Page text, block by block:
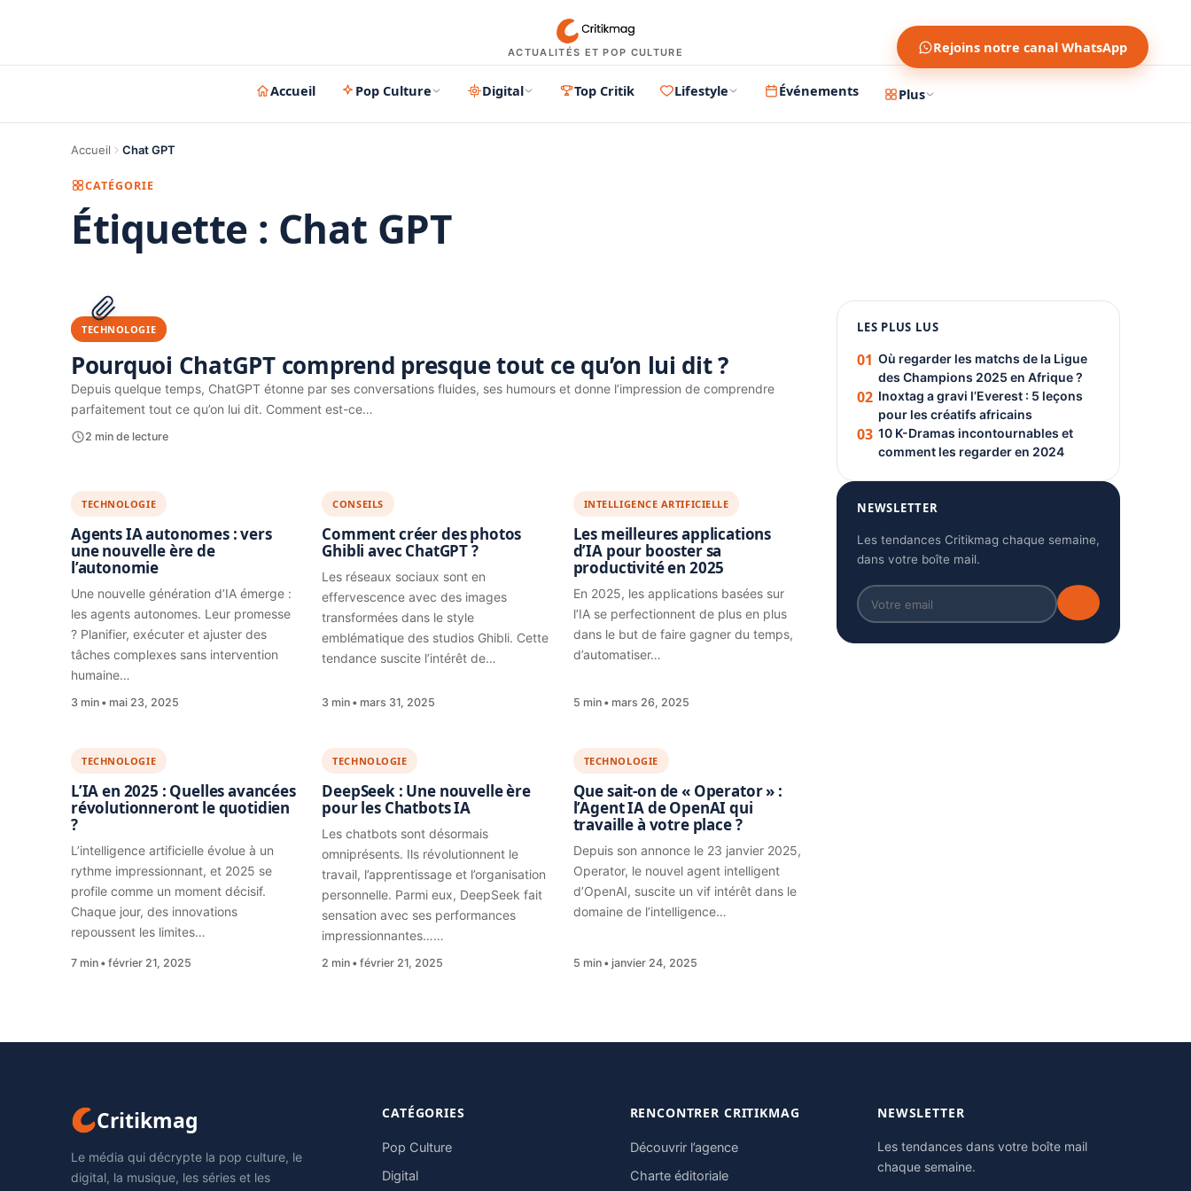
ACTUALITÉS ET POP CULTURE Rejoins notre canal WhatsApp
Accueil Pop Culture Digital Top Critik Lifestyle Événements Plus
Accueil Chat GPT
CATÉGORIE
Étiquette : Chat GPT
TECHNOLOGIE
Pourquoi ChatGPT comprend presque tout ce qu’on lui dit ?
Depuis quelque temps, ChatGPT étonne par ses conversations fluides, ses humours et donne l’impression de comprendre
parfaitement tout ce qu’on lui dit. Comment est-ce…
2 min de lecture
TECHNOLOGIE
Agents IA autonomes : vers
une nouvelle ère de
l’autonomie
Une nouvelle génération d’IA émerge :
les agents autonomes. Leur promesse
? Planifier, exécuter et ajuster des
tâches complexes sans intervention
humaine…
3 min mai 23, 2025
CONSEILS
Comment créer des photos
Ghibli avec ChatGPT ?
Les réseaux sociaux sont en
effervescence avec des images
transformées dans le style
emblématique des studios Ghibli. Cette
tendance suscite l’intérêt de…
3 min mars 31, 2025
INTELLIGENCE ARTIFICIELLE
Les meilleures applications
d’IA pour booster sa
productivité en 2025
En 2025, les applications basées sur
l’IA se perfectionnent de plus en plus
dans le but de faire gagner du temps,
d’automatiser…
5 min mars 26, 2025
TECHNOLOGIE
L’IA en 2025 : Quelles avancées
révolutionneront le quotidien
?
L’intelligence artificielle évolue à un
rythme impressionnant, et 2025 se
profile comme un moment décisif.
Chaque jour, des innovations
repoussent les limites…
7 min février 21, 2025
TECHNOLOGIE
DeepSeek : Une nouvelle ère
pour les Chatbots IA
Les chatbots sont désormais
omniprésents. Ils révolutionnent le
travail, l’apprentissage et l’organisation
personnelle. Parmi eux, DeepSeek fait
sensation avec ses performances
impressionnantes……
2 min février 21, 2025
TECHNOLOGIE
Que sait-on de « Operator » :
l’Agent IA de OpenAI qui
travaille à votre place ?
Depuis son annonce le 23 janvier 2025,
Operator, le nouvel agent intelligent
d’OpenAI, suscite un vif intérêt dans le
domaine de l’intelligence…
5 min janvier 24, 2025
PUBLICITÉ
LES PLUS LUS
01 Où regarder les matchs de la Ligue
des Champions 2025 en Afrique ?
02 Inoxtag a gravi l’Everest : 5 leçons
pour les créatifs africains
03 10 K-Dramas incontournables et
comment les regarder en 2024
NEWSLETTER
Les tendances Critikmag chaque semaine,
dans votre boîte mail.
Critikmag
Le média qui décrypte la pop culture, le
digital, la musique, les séries et les
CATÉGORIES
Pop Culture
Digital
RENCONTRER CRITIKMAG
Découvrir l’agence
Charte éditoriale
NEWSLETTER
Les tendances dans votre boîte mail
chaque semaine.